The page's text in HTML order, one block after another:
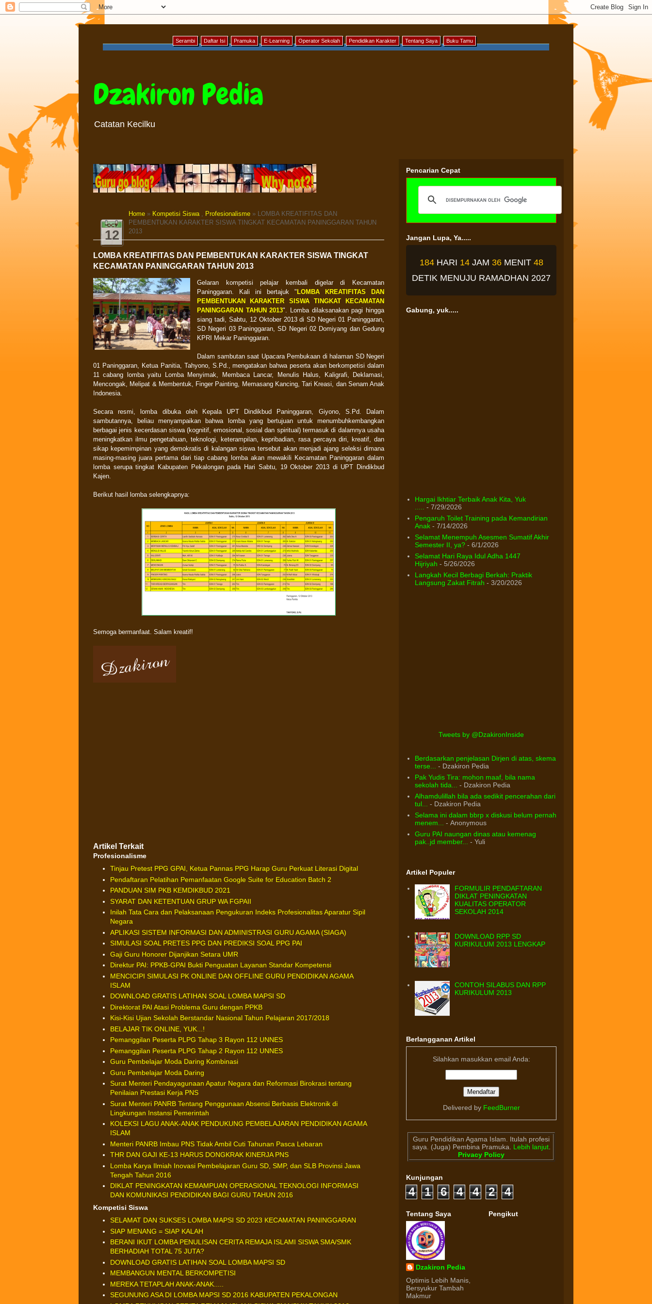
Serambi Daftar Isi Pramuka E-Learning Operator Sekolah Pendidikan Karakter Tentang Saya Buku Tamu
Dzakiron Pedia
Catatan Kecilku
OCT
12
Home » Kompetisi Siswa, Profesionalisme » LOMBA KREATIFITAS DAN
PEMBENTUKAN KARAKTER SISWA TINGKAT KECAMATAN PANINGGARAN TAHUN
2013
LOMBA KREATIFITAS DAN PEMBENTUKAN KARAKTER SISWA TINGKAT
KECAMATAN PANINGGARAN TAHUN 2013
Gelaran kompetisi pelajar kembali digelar di Kecamatan
Paninggaran. Kali ini bertajuk " LOMBA KREATIFITAS DAN
PEMBENTUKAN KARAKTER SISWA TINGKAT KECAMATAN
PANINGGARAN TAHUN 2013". Lomba dilaksanakan pagi hingga
siang tadi, Sabtu, 12 Oktober 2013 di SD Negeri 01 Paninggaran,
SD Negeri 03 Paninggaran, SD Negeri 02 Domiyang dan Gedung
KPRI Mekar Paninggaran.
Dalam sambutan saat Upacara Pembukaan di halaman SD Negeri
01 Paninggaran, Ketua Panitia, Tahyono, S.Pd., mengatakan bahwa peserta akan berkompetisi dalam
11 cabang lomba yaitu Lomba Menyimak, Membaca Lancar, Menulis Halus, Kaligrafi, Deklamasi,
Mencongak, Melipat & Membentuk, Finger Painting, Memasang Kancing, Tari Kreasi, dan Senam Anak
Indonesia.
Secara resmi, lomba dibuka oleh Kepala UPT Dindikbud Paninggaran, Giyono, S.Pd. Dalam
sambutannya, beliau menyampaikan bahwa lomba yang bertujuan untuk menumbuhkembangkan
berbagai jenis kecerdasan siswa (kognitif, emosional, sosial dan spiritual) termasuk di dalamnya usaha
meningkatkan ilmu pengetahuan, teknologi, keterampilan, kepribadian, rasa percaya diri, kreatif, dan
sikap kepemimpinan yang demokratis di kalangan siswatersebut akan menjadi ajang seleksi dimana
masing-masing juara pertama dari tiap cabang lomba akan mewakili Kecamatan Paninggaran dalam
lomba serupa tingkat Kabupaten Pekalongan pada Hari Sabtu, 19 Oktober 2013 di UPT Dindikbud
Kajen.
Berikut hasil lomba selengkapnya:
Semoga bermanfaat. Salam kreatif!
Artikel Terkait
Profesionalisme
Tinjau Pretest PPG GPAI, Ketua Pannas PPG Harap Guru Perkuat Literasi Digital
Pendaftaran Pelatihan Pemanfaatan Google Suite for Education Batch 2
PANDUAN SIM PKB KEMDIKBUD 2021
SYARAT DAN KETENTUAN GRUP WA FGPAII
Inilah Tata Cara dan Pelaksanaan Pengukuran Indeks Profesionalitas Aparatur Sipil
Negara
APLIKASI SISTEM INFORMASI DAN ADMINISTRASI GURU AGAMA (SIAGA)
SIMULASI SOAL PRETES PPG DAN PREDIKSI SOAL PPG PAI
Gaji Guru Honorer Dijanjikan Setara UMR
Direktur PAI: PPKB-GPAI Bukti Penguatan Layanan Standar Kompetensi
MENCICIPI SIMULASI PK ONLINE DAN OFFLINE GURU PENDIDIKAN AGAMA
ISLAM
DOWNLOAD GRATIS LATIHAN SOAL LOMBA MAPSI SD
Direktorat PAI Atasi Problema Guru dengan PPKB
Kisi-Kisi Ujian Sekolah Berstandar Nasional Tahun Pelajaran 2017/2018
BELAJAR TIK ONLINE, YUK...!
Pemanggilan Peserta PLPG Tahap 3 Rayon 112 UNNES
Pemanggilan Peserta PLPG Tahap 2 Rayon 112 UNNES
Guru Pembelajar Moda Daring Kombinasi
Guru Pembelajar Moda Daring
Surat Menteri Pendayagunaan Apatur Negara dan Reformasi Birokrasi tentang
Penilaian Prestasi Kerja PNS
Surat Menteri PANRB Tentang Penggunaan Absensi Berbasis Elektronik di
Lingkungan Instansi Pemerintah
KOLEKSI LAGU ANAK-ANAK PENDUKUNG PEMBELAJARAN PENDIDIKAN AGAMA
ISLAM
Menteri PANRB Imbau PNS Tidak Ambil Cuti Tahunan Pasca Lebaran
THR DAN GAJI KE-13 HARUS DONGKRAK KINERJA PNS
Lomba Karya Ilmiah Inovasi Pembelajaran Guru SD, SMP, dan SLB Provinsi Jawa
Tengah Tahun 2016
DIKLAT PENINGKATAN KEMAMPUAN OPERASIONAL TEKNOLOGI INFORMASI
DAN KOMUNIKASI PENDIDIKAN BAGI GURU TAHUN 2016
Kompetisi Siswa
SELAMAT DAN SUKSES LOMBA MAPSI SD 2023 KECAMATAN PANINGGARAN
SIAP MENANG = SIAP KALAH
BERANI IKUT LOMBA PENULISAN CERITA REMAJA ISLAMI SISWA SMA/SMK
BERHADIAH TOTAL 75 JUTA?
DOWNLOAD GRATIS LATIHAN SOAL LOMBA MAPSI SD
MEMBANGUN MENTAL BERKOMPETISI
MEREKA TETAPLAH ANAK-ANAK.....
SEGUNUNG ASA DI LOMBA MAPSI SD 2016 KABUPATEN PEKALONGAN
Pencarian Cepat
Jangan Lupa, Ya.....
184 HARI 14 JAM 36 MENIT47
DETIK MENUJU RAMADHAN 2027
Gabung, yuk.....
Hargai Ikhtiar Terbaik Anak Kita, Yuk
- 7/29/2026
Pengaruh Toilet Training pada Kemandirian
Anak- 7/14/2026
Selamat Menempuh Asesmen Sumatif Akhir
Semester II, ya?- 6/1/2026
Selamat Hari Raya Idul Adha 1447
Hijriyah - 5/26/2026
Langkah Kecil Berbagi Berkah: Praktik
Langsung Zakat Fitrah - 3/20/2026
Tweets by @DzakironInside
Berdasarkan penjelasan Dirjen di atas, skema
terse...
- Dzakiron Pedia
Pak Yudis Tira: mohon maaf, bila nama
sekolah tida...
- Dzakiron Pedia
Alhamdulillah bila ada sedikit pencerahan dari
tul...
- Dzakiron Pedia
Selama ini dalam bbrp x diskusi belum pernah
menem...
- Anonymous
Guru PAI naungan dinas atau kemenag
pak..jd member...
- Yuli
Artikel Populer
FORMULIR PENDAFTARAN
DIKLAT PENINGKATAN
KUALITAS OPERATOR
SEKOLAH 2014
DOWNLOAD RPP SD
KURIKULUM 2013 LENGKAP
CONTOH SILABUS DAN RPP
KURIKULUM 2013
Berlangganan Artikel
Silahkan masukkan email Anda:
Delivered by FeedBurner
Guru Pendidikan Agama Islam. Itulah profesi
saya. (Juga) Pembina Pramuka.
Lebih lanjut.
Privacy Policy
Kunjungan
4 1 6 4 4 2 4
Tentang Saya
Dzakiron Pedia
Optimis Lebih Manis,
Bersyukur Tambah
Makmur
Pengikut